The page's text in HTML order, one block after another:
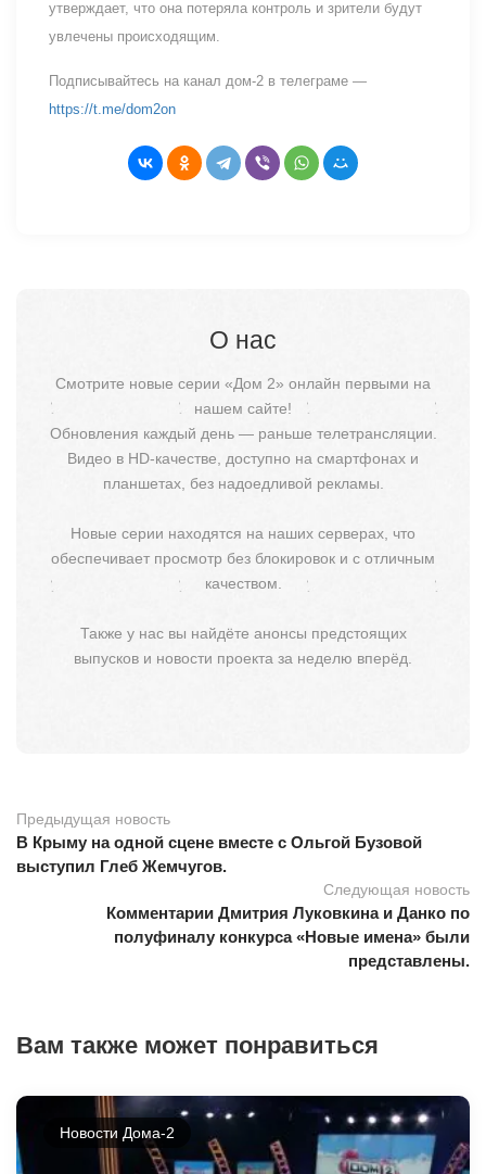
утверждает, что она потеряла контроль и зрители будут
увлечены происходящим.
Подписывайтесь на канал дом-2 в телеграме —
https://t.me/dom2on
О нас
Смотрите новые серии «Дом 2» онлайн первыми на
нашем сайте!
Обновления каждый день — раньше телетрансляции.
Видео в HD-качестве, доступно на смартфонах и
планшетах, без надоедливой рекламы.
Новые серии находятся на наших серверах, что
обеспечивает просмотр без блокировок и с отличным
качеством.
Также у нас вы найдёте анонсы предстоящих
выпусков и новости проекта за неделю вперёд.
Предыдущая новость
В Крыму на одной сцене вместе с Ольгой Бузовой
выступил Глеб Жемчугов.
Следующая новость
Комментарии Дмитрия Луковкина и Данко по
полуфиналу конкурса «Новые имена» были
представлены.
Вам также может понравиться
Новости Дома-2